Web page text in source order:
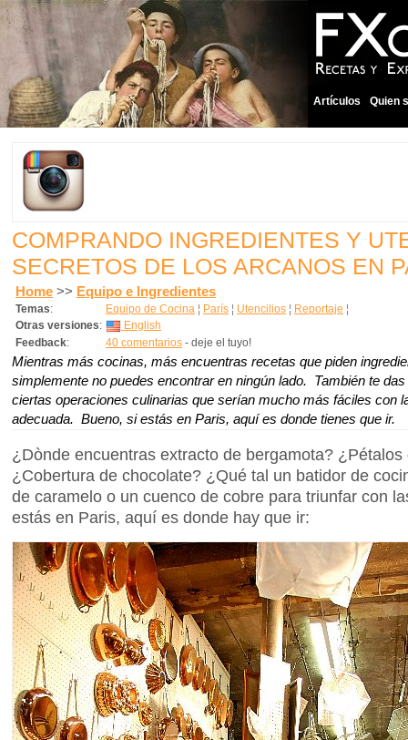
Artículos Quien
COMPRANDO INGREDIENTES Y
SECRETOS DE LOS ARCANOS EN
Home >> Equipo e Ingredientes
Temas: Equipo de Cocina ¦ París ¦ Utencilios ¦ Reportaje ¦
Otras versiones:
English
Feedback: 40 comentarios - deje el tuyo!
Mientras más cocinas, más encuentras recetas que piden
simplemente no puedes encontrar en ningún lado. También te
ciertas operaciones culinarias que serían mucho más fáciles con
adecuada. Bueno, si estás en Paris, aquí es donde tienes que ir.
¿Dònde encuentras extracto de bergamota?
¿Cobertura de chocolate? ¿Qué tal un batidor de
de caramelo o un cuenco de cobre para triunfar con
estás en Paris, aquí es donde hay que ir: